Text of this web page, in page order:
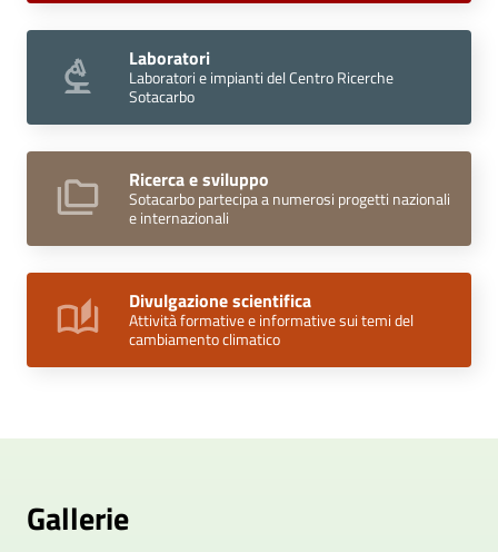
Laboratori
Laboratori e impianti del Centro Ricerche
Sotacarbo
Ricerca e sviluppo
Sotacarbo partecipa a numerosi progetti nazionali
e internazionali
Divulgazione scientifica
Attività formative e informative sui temi del
cambiamento climatico
Gallerie